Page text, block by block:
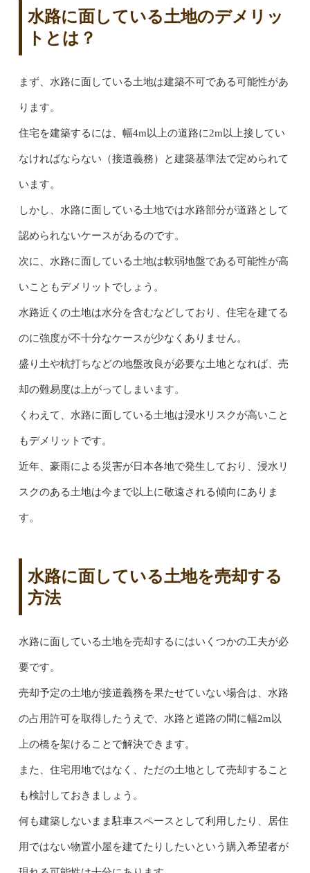
水路に面している土地のデメリッ
トとは？
まず、水路に面している土地は建築不可である可能性があ
ります。
住宅を建築するには、幅4m以上の道路に2m以上接してい
なければならない（接道義務）と建築基準法で定められて
います。
しかし、水路に面している土地では水路部分が道路として
認められないケースがあるのです。
次に、水路に面している土地は軟弱地盤である可能性が高
いこともデメリットでしょう。
水路近くの土地は水分を含むなどしており、住宅を建てる
のに強度が不十分なケースが少なくありません。
盛り土や杭打ちなどの地盤改良が必要な土地となれば、売
却の難易度は上がってしまいます。
くわえて、水路に面している土地は浸水リスクが高いこと
もデメリットです。
近年、豪雨による災害が日本各地で発生しており、浸水リ
スクのある土地は今まで以上に敬遠される傾向にありま
す。
水路に面している土地を売却する
方法
水路に面している土地を売却するにはいくつかの工夫が必
要です。
売却予定の土地が接道義務を果たせていない場合は、水路
の占用許可を取得したうえで、水路と道路の間に幅2m以
上の橋を架けることで解決できます。
また、住宅用地ではなく、ただの土地として売却すること
も検討しておきましょう。
何も建築しないまま駐車スペースとして利用したり、居住
用ではない物置小屋を建てたりしたいという購入希望者が